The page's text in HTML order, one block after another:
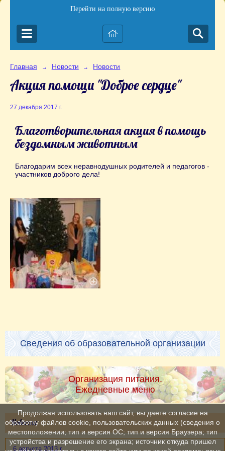
Перейти на полную версию
Главная → Новости → Новости
Акция помощи "Доброе сердце"
27 декабря 2017 г.
Благотворительная акция в помощь
бездомным животным
Благодарим всех неравнодушных родителей и педагогов -
участников доброго дела!
Сведения об образовательной организации
Организация питания.
Ежедневные меню
Новости
6 августа 2013 г.
Продолжая использовать наш сайт, вы даете согласие на
обработку файлов cookie, пользовательских данных (сведения о
местоположении; тип и версия ОС; тип и версия Браузера; тип
устройства и разрешение его экрана; источник откуда пришел